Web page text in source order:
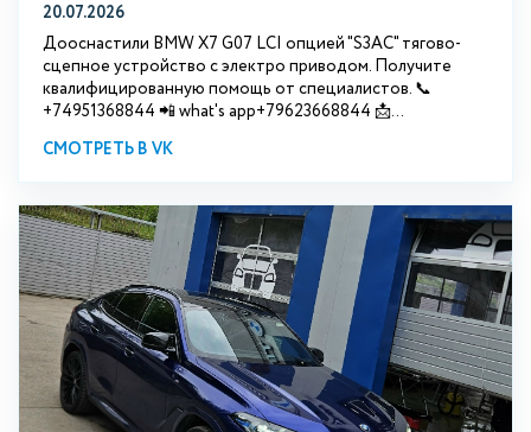
20.07.2026
Дооснастили BMW Х7 G07 LCI опцией "S3АС" тягово-
сцепное устройство с электро приводом. Получите
квалифицированную помощь от специалистов. 📞
+74951368844 📲 what's app+79623668844 📩...
СМОТРЕТЬ В VK